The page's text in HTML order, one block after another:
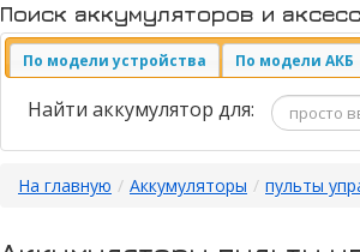
Поиск аккумуляторов и
По модели устройства По модели АКБ
Найти аккумулятор для:
На главную / Аккумуляторы / пульты